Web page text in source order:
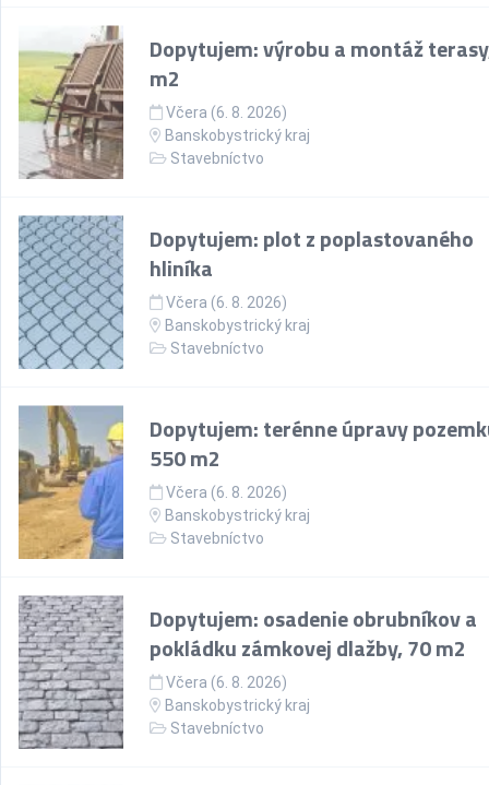
Dopytujem: výrobu a montáž
m2
Včera (6. 8. 2026)
Banskobystrický kraj
Stavebníctvo
Dopytujem: plot z poplastovaného
hliníka
Včera (6. 8. 2026)
Banskobystrický kraj
Stavebníctvo
Dopytujem: terénne úpravy
550 m2
Včera (6. 8. 2026)
Banskobystrický kraj
Stavebníctvo
Dopytujem: osadenie obrubníkov a
pokládku zámkovej dlažby, 70 m2
Včera (6. 8. 2026)
Banskobystrický kraj
Stavebníctvo